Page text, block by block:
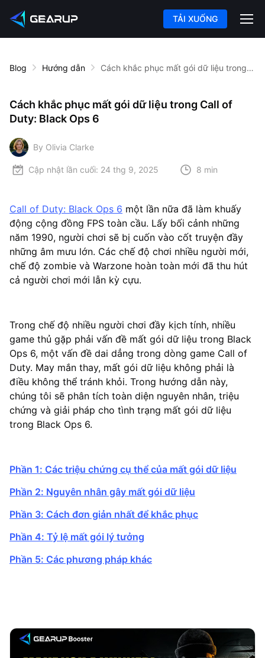
TẢI XUỐNG
Blog Hướng dẫn Cách khắc phục mất gói dữ liệu trong Call of Duty: Black Ops 6
Cách khắc phục mất gói dữ liệu trong Call of
Duty: Black Ops 6
By Olivia Clarke
Cập nhật lần cuối: 24 thg 9, 2025 8 min
Call of Duty: Black Ops 6 một lần nữa đã làm khuấy
động cộng đồng FPS toàn cầu. Lấy bối cảnh những
năm 1990, người chơi sẽ bị cuốn vào cốt truyện đầy
những âm mưu lớn. Các chế độ chơi nhiều người mới,
chế độ zombie và Warzone hoàn toàn mới đã thu hút
cả người chơi mới lẫn kỳ cựu.
Trong chế độ nhiều người chơi đầy kịch tính, nhiều
game thủ gặp phải vấn đề mất gói dữ liệu trong Black
Ops 6, một vấn đề dai dẳng trong dòng game Call of
Duty. May mắn thay, mất gói dữ liệu không phải là
điều không thể tránh khỏi. Trong hướng dẫn này,
chúng tôi sẽ phân tích toàn diện nguyên nhân, triệu
chứng và giải pháp cho tình trạng mất gói dữ liệu
trong Black Ops 6.
Phần 1: Các triệu chứng cụ thể của mất gói dữ liệu
Phần 2: Nguyên nhân gây mất gói dữ liệu
Phần 3: Cách đơn giản nhất để khắc phục
Phần 4: Tỷ lệ mất gói lý tưởng
Phần 5: Các phương pháp khác